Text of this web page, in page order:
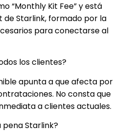
“Monthly Kit Fee” y está
de Starlink, formado por la
para conectarse al
los clientes?
apunta a que afecta por
No consta que
a clientes actuales.
pena Starlink?